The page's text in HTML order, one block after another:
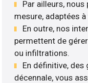
Par ailleurs,
mesure, adaptées
En outre, nos
permettent de
ou infiltrations.
En définitive,
décennale, vous